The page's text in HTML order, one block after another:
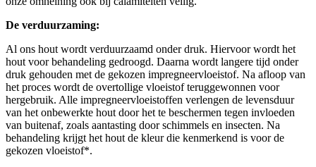
De verduurzaming:
Al ons hout wordt verduurzaamd onder druk. Hiervoor wordt het
hout voor behandeling gedroogd. Daarna wordt langere tijd onder
druk gehouden met de gekozen impregneervloeistof. Na afloop van
het proces wordt de overtollige vloeistof teruggewonnen voor
hergebruik. Alle impregneervloeistoffen verlengen de levensduur
van het onbewerkte hout door het te beschermen tegen invloeden
van buitenaf, zoals aantasting door schimmels en insecten. Na
behandeling krijgt het hout de kleur die kenmerkend is voor de
gekozen vloeistof*.